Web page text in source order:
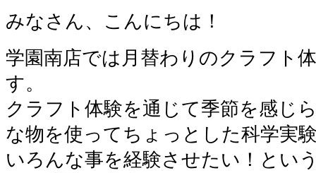
みなさん、こんにちは！
学園南店では月替わりのクラフト
す。
クラフト体験を通じて季節を感じ
な物を使ってちょっとした科学実
いろんな事を経験させたい！とい